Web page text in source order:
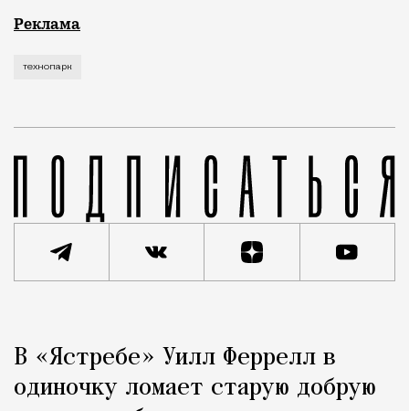
Рекламные кампании техники редко выходят за
Реклама
технопарк
Город
В «Ястребе» Уилл Феррелл в
одиночку ломает старую добрую